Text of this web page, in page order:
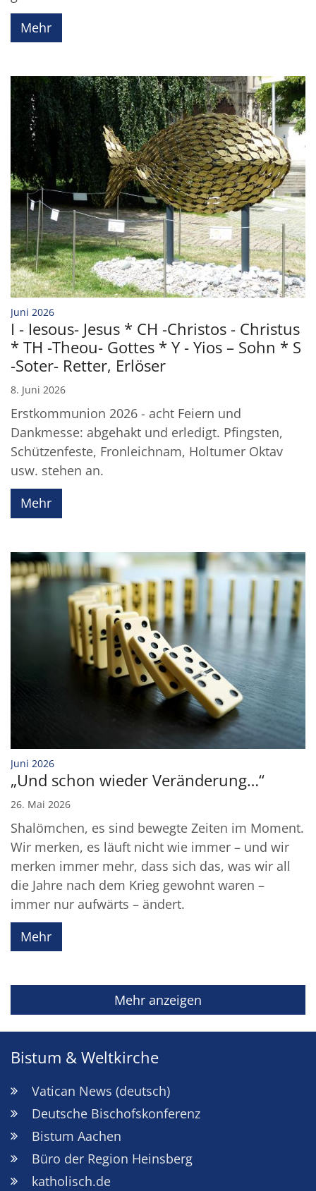
Mehr
Juni 2026:
I - Iesous- Jesus * CH -Christos - Christus
* TH -Theou- Gottes * Y - Yios – Sohn * S
-Soter- Retter, Erlöser
8. Juni 2026
Erstkommunion 2026 - acht Feiern und
Dankmesse: abgehakt und erledigt. Pfingsten,
Schützenfeste, Fronleichnam, Holtumer Oktav
usw. stehen an.
Mehr
Juni 2026:
„Und schon wieder Veränderung…“
26. Mai 2026
Shalömchen, es sind bewegte Zeiten im Moment.
Wir merken, es läuft nicht wie immer – und wir
merken immer mehr, dass sich das, was wir all
die Jahre nach dem Krieg gewohnt waren –
immer nur aufwärts – ändert.
Mehr
Mehr anzeigen
Bistum & Weltkirche
Vatican News (deutsch)
Deutsche Bischofskonferenz
Bistum Aachen
Büro der Region Heinsberg
katholisch.de